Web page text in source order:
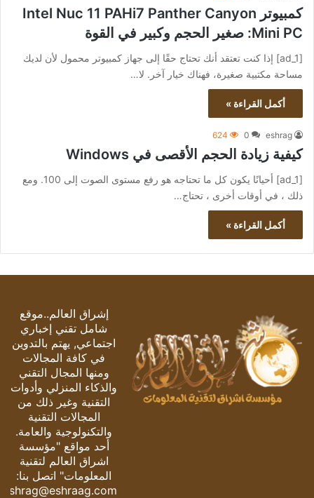
كمبيوتر Intel Nuc 11 PAHi7 Panther Canyon
Mini PC: صغير الحجم وكبير في القوة
[ad_1] إذا كنت تعتقد أنك تحتاج حقًا إلى جهاز كمبيوتر محمول لأن لديك
مساحة مكتبية صغيرة، فهناك خيار آخر. لا…
أكمل القراءة »
eshrag
0
624
كيفية زيادة الحجم الأقصى في Windows
[ad_1] أحيانًا يكون كل ما تحتاجه هو رفع مستوى الصوت إلى 100. ومع
ذلك ، في أوقات أخرى ، تحتاج…
أكمل القراءة »
إشراق العالم..موقع
شامل تقني إخباري
اجتماعي, يهتم بالتدوين
في كافة المجالات
ومنها المجال التقني
والذكاء المنزلي وأدوات
التقنية وغير ذلك من
المجالات التقنية
والتكنولوجية والعامة.
أحد مواقع "مؤسسة
اشراق العالم لتقنية
المعلومات" اتصل بنا:
eshrag@eshraag.com